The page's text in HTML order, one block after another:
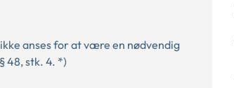
anses for at være en nødvendig
48, stk. 4. *)